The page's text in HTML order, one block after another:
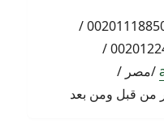
اشرف مشرف المحامي/ 00201118850506 /
/مصر /
من قبل ومن بعد